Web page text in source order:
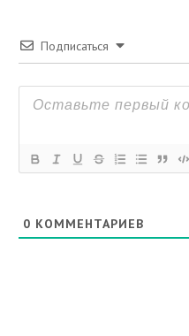
Подписаться
0 КОММЕНТАРИЕВ